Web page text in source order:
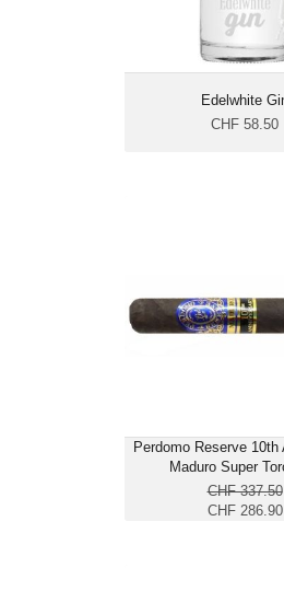
Edelwhite
CHF 58.50
Perdomo Reserve 10th
Maduro Super
CHF 337.50
CHF 286.90